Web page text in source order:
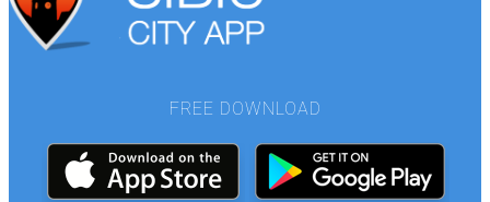
FREE DOWNLOAD